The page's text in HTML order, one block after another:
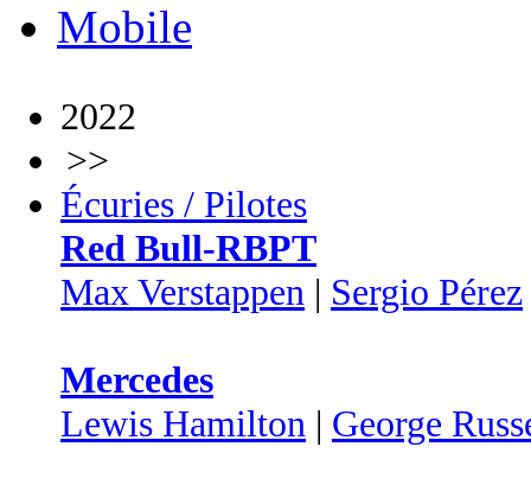
Mobile
2022
>>
Écuries / Pilotes
Red Bull-RBPT
Max Verstappen | Sergio Pérez
Mercedes
Lewis Hamilton | George